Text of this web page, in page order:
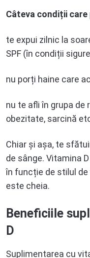
Câteva condiții
te expui zilnic la
SPF (în condiții
nu porți haine care
nu te afli în grupa de
obezitate, sarcină
Chiar și așa, te
de sânge. Vitamina
în funcție de stilul
este cheia.
Beneficiile
D
Suplimentarea cu